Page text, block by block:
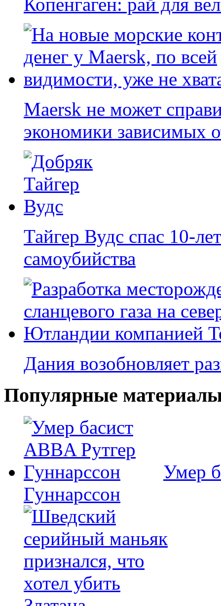
Maersk не может
экономики зависимых
Тайгер Вудс спас 10-
самоубийства
Дания возобновляет
Популярные
Умер
Гуннарссон